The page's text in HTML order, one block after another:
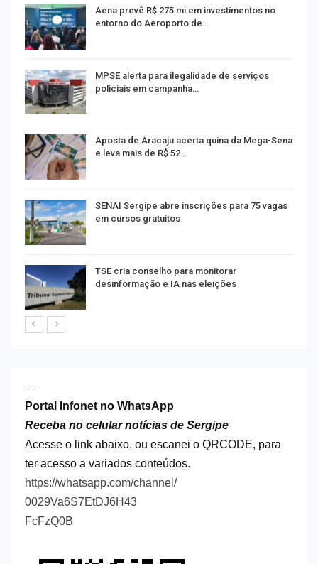
Aena prevê R$ 275 mi em investimentos no
entorno do Aeroporto de…
MPSE alerta para ilegalidade de serviços
policiais em campanha…
Aposta de Aracaju acerta quina da Mega-Sena
e leva mais de R$ 52…
SENAI Sergipe abre inscrições para 75 vagas
em cursos gratuitos
TSE cria conselho para monitorar
desinformação e IA nas eleições
----
Portal Infonet no WhatsApp
Receba no celular notícias de Sergipe
Acesse o link abaixo, ou escanei o QRCODE, para
ter acesso a variados conteúdos.
https://whatsapp.com/channel/
0029Va6S7EtDJ6H43
FcFzQ0B